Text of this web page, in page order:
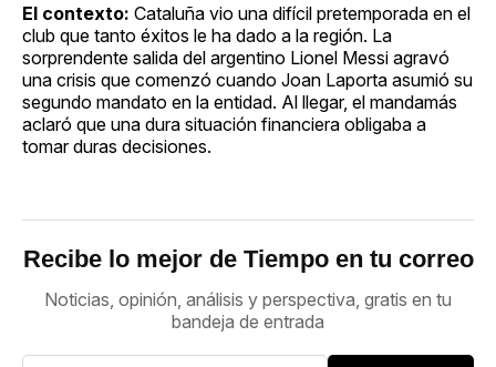
El contexto: Cataluña vio una difícil pretemporada en el
club que tanto éxitos le ha dado a la región. La
sorprendente salida del argentino Lionel Messi agravó
una crisis que comenzó cuando Joan Laporta asumió su
segundo mandato en la entidad. Al llegar, el mandamás
aclaró que una dura situación financiera obligaba a
tomar duras decisiones.
Recibe lo mejor de Tiempo en tu correo
Noticias, opinión, análisis y perspectiva, gratis en tu
bandeja de entrada